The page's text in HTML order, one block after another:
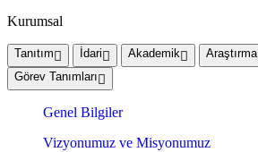
Kurumsal
Tanıtım İdari Akademik Araştırma
Görev Tanımları
Genel Bilgiler
Vizyonumuz ve Misyonumuz